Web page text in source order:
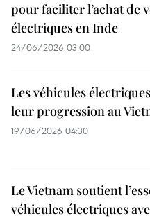
pour faciliter l’achat de
électriques en Inde
24/06/2026 03:00
Les véhicules
leur progression au
19/06/2026 04:30
Le Vietnam soutient
véhicules électriques